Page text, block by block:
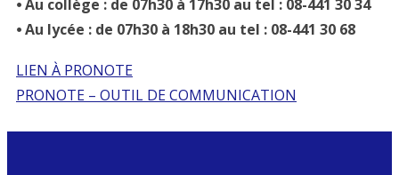
⦁ Au collège : de 07h30 à 17h30 au tel : 08-441 30 34
⦁ Au lycée : de 07h30 à 18h30 au tel : 08-441 30 68
LIEN À PRONOTE
PRONOTE – OUTIL DE COMMUNICATION